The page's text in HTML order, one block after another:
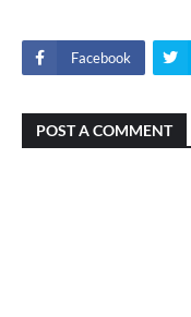
Facebook
POST A COMMENT